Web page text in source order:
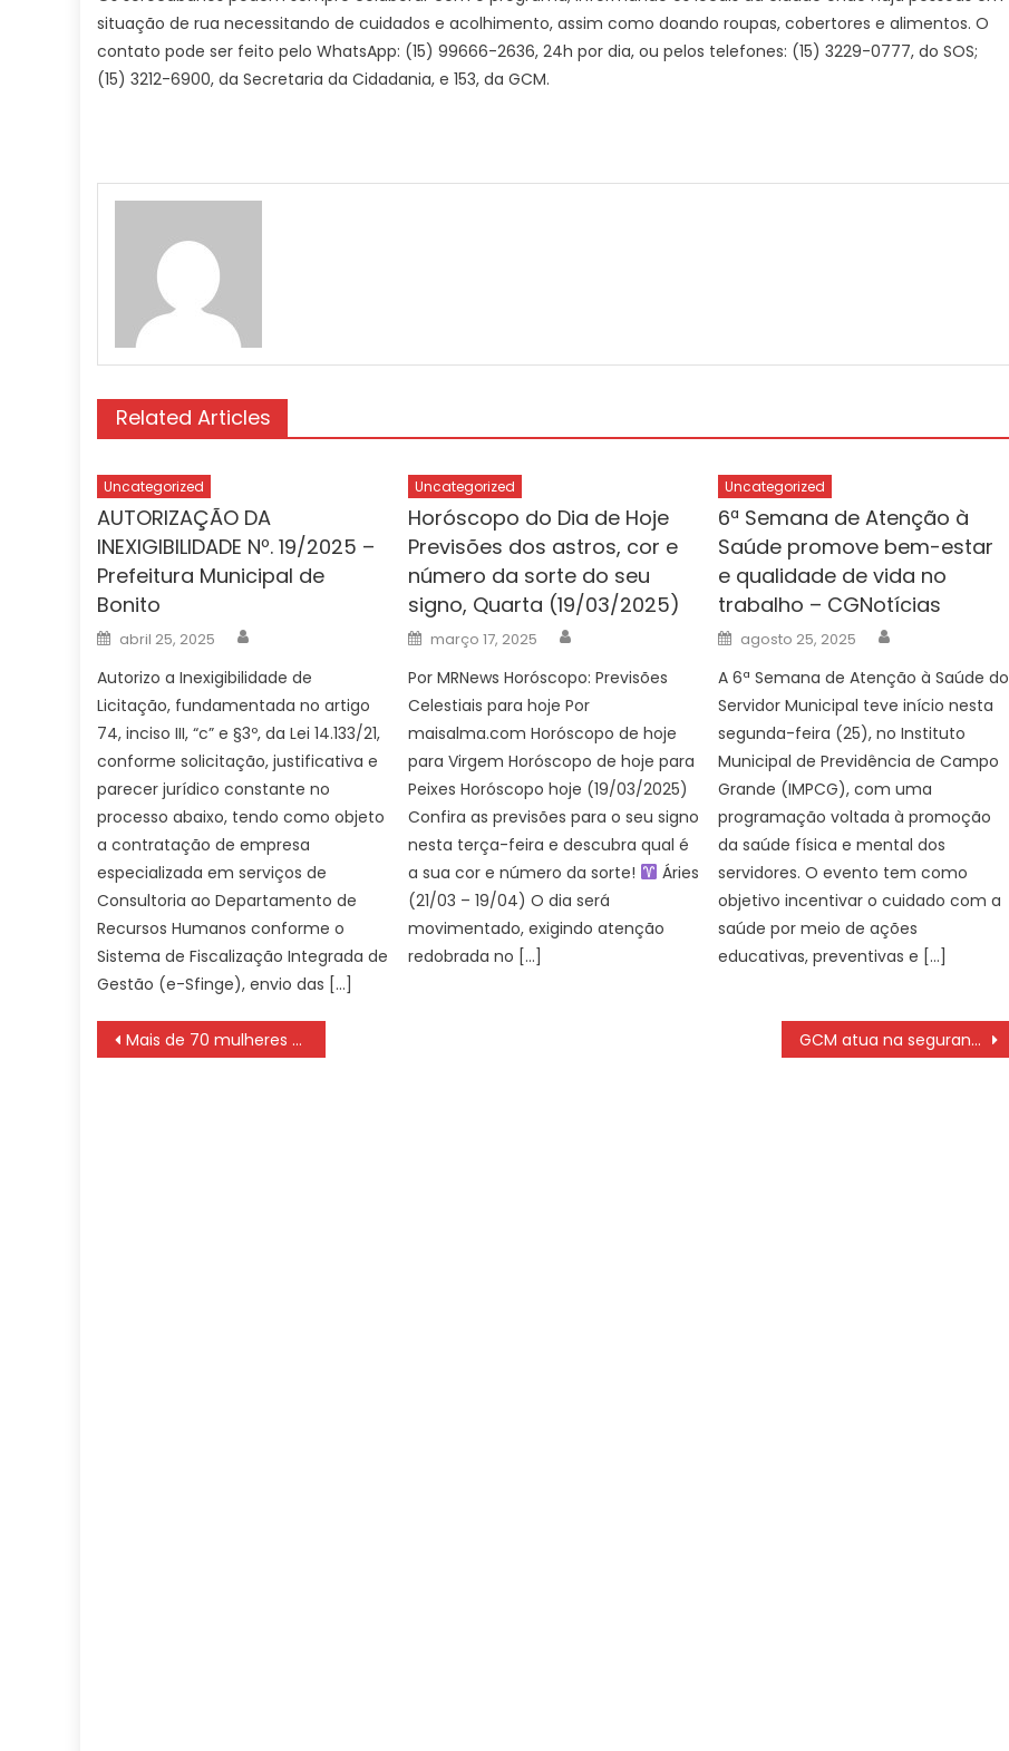
situação de rua necessitando de cuidados e acolhimento, assim como doando roupas, cobertores e alimentos. O
contato pode ser feito pelo WhatsApp: (15) 99666-2636, 24h por dia, ou pelos telefones: (15) 3229-0777, do SOS;
(15) 3212-6900, da Secretaria da Cidadania, e 153, da GCM.
Related Articles
Uncategorized
AUTORIZAÇÃO DA
INEXIGIBILIDADE Nº. 19/2025 –
Prefeitura Municipal de
Bonito
Posted
on
abril 25, 2025
Autorizo a Inexigibilidade de
Licitação, fundamentada no artigo
74, inciso III, “c” e §3º, da Lei 14.133/21,
conforme solicitação, justificativa e
parecer jurídico constante no
processo abaixo, tendo como objeto
a contratação de empresa
especializada em serviços de
Consultoria ao Departamento de
Recursos Humanos conforme o
Sistema de Fiscalização Integrada de
Gestão (e-Sfinge), envio das […]
Uncategorized
Horóscopo do Dia de Hoje
Previsões dos astros, cor e
número da sorte do seu
signo, Quarta (19/03/2025)
Posted
on
março 17, 2025
Por MRNews Horóscopo: Previsões
Celestiais para hoje Por
maisalma.com Horóscopo de hoje
para Virgem Horóscopo de hoje para
Peixes Horóscopo hoje (19/03/2025)
Confira as previsões para o seu signo
nesta terça-feira e descubra qual é
a sua cor e número da sorte!
Áries
(21/03 – 19/04) O dia será
movimentado, exigindo atenção
redobrada no […]
Uncategorized
6ª Semana de Atenção à
Saúde promove bem-estar
e qualidade de vida no
trabalho – CGNotícias
Posted
on
agosto 25, 2025
A 6ª Semana de Atenção à Saúde do
Servidor Municipal teve início nesta
segunda-feira (25), no Instituto
Municipal de Previdência de Campo
Grande (IMPCG), com uma
programação voltada à promoção
da saúde física e mental dos
servidores. O evento tem como
objetivo incentivar o cuidado com a
saúde por meio de ações
educativas, preventivas e […]
Navegação
de
Mais de 70 mulheres tiveram mandatos cassados em 10 anos no país GCM atua na segurança e organização do trânsito durante Corpus Christi – CGNotícias